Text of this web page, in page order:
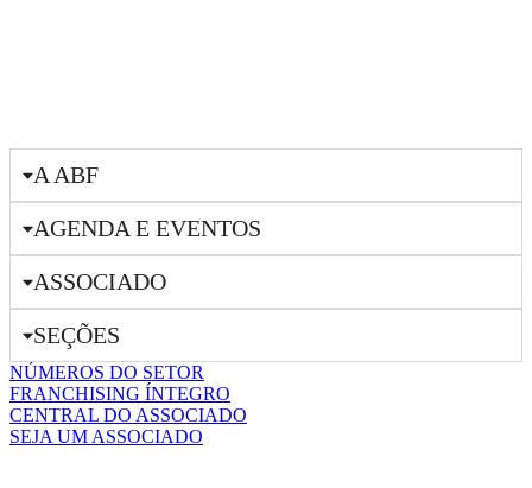
A ABF
AGENDA E EVENTOS
ASSOCIADO
SEÇÕES
NÚMEROS DO SETOR
FRANCHISING ÍNTEGRO
CENTRAL DO ASSOCIADO
SEJA UM ASSOCIADO